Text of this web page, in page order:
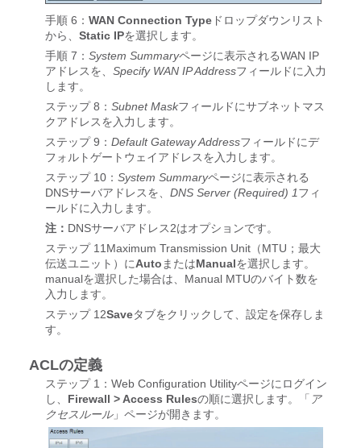
手順 6： WAN Connection Type ドロップダウンリスト
から、 Static IPを選択します。
手順 7： System Summaryページに表示されるWAN IP
アドレスを、 Specify WAN IP Addressフィールドに入力
します。
ステップ 8： Subnet Maskフィールドにサブネットマス
クアドレスを入力します。
ステップ 9： Default Gateway Addressフィールドにデ
フォルトゲートウェイアドレスを入力します。
ステップ 10： System Summaryページに表示される
DNSサーバアドレスを、 DNS Server (Required) 1フィ
ールドに入力します。
注： DNSサーバアドレス2はオプションです。
ステップ 11Maximum Transmission Unit（MTU；最大
伝送ユニット）にAutoまたはManualを選択します。
manualを選択した場合は、Manual MTUのバイト数を
入力します。
ステップ 12Saveタブをクリックして、設定を保存しま
す。
ACLの定義
ステップ 1：Web Configuration Utilityページにログイン
し、 Firewall > Access Rulesの順に選択します。「 ア
クセスルール」ページが開きます。